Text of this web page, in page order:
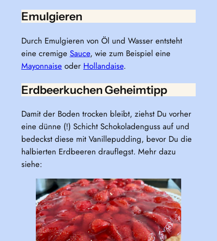
Emulgieren
Durch Emulgieren von Öl und Wasser entsteht
eine cremige Sauce, wie zum Beispiel eine
Mayonnaise oder Hollandaise.
Erdbeerkuchen Geheimtipp
Damit der Boden trocken bleibt, ziehst Du vorher
eine dünne (!) Schicht Schokoladenguss auf und
bedeckst diese mit Vanillepudding, bevor Du die
halbierten Erdbeeren drauflegst. Mehr dazu
siehe: